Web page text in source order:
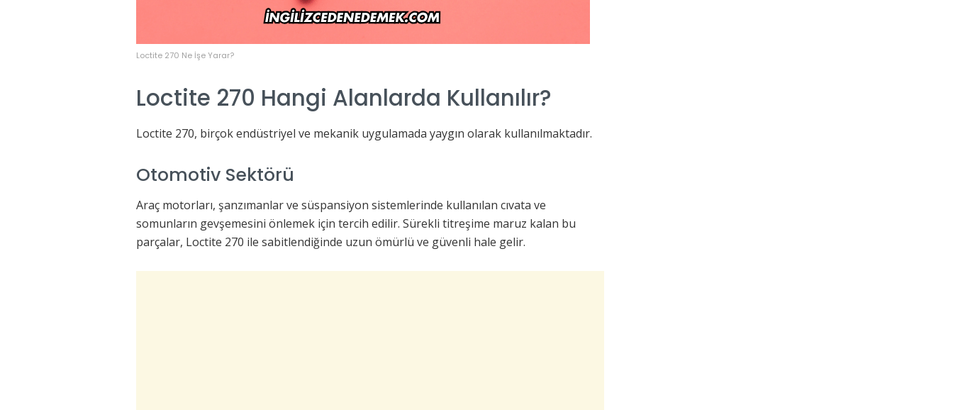
Loctite 270 Ne İşe Yarar?
Loctite 270 Hangi Alanlarda Kullanılır?
Loctite 270, birçok endüstriyel ve mekanik uygulamada yaygın olarak kullanılmaktadır.
Otomotiv Sektörü
Araç motorları, şanzımanlar ve süspansiyon sistemlerinde kullanılan cıvata ve
somunların gevşemesini önlemek için tercih edilir. Sürekli titreşime maruz kalan bu
parçalar, Loctite 270 ile sabitlendiğinde uzun ömürlü ve güvenli hale gelir.